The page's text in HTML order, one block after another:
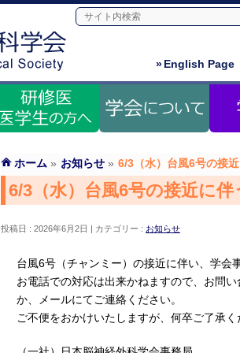
»English Page
ホーム » お知らせ » 6/3（水）台風6号の接
6/3（水）台風6号の接近に
投稿日 : 2026年6月2日 カテゴリー : お知らせ
台風6号（チャンミー）の接近に伴い、学会
お電話での対応は出来かねますので、お問
か、メールにてご連絡ください。
ご不便をおかけいたしますが、何卒ご了承